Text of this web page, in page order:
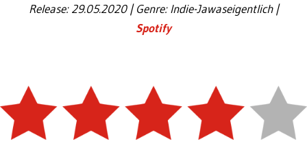
Release: 29.05.2020 | Genre: Indie-Jawaseigentlich |
Spotify